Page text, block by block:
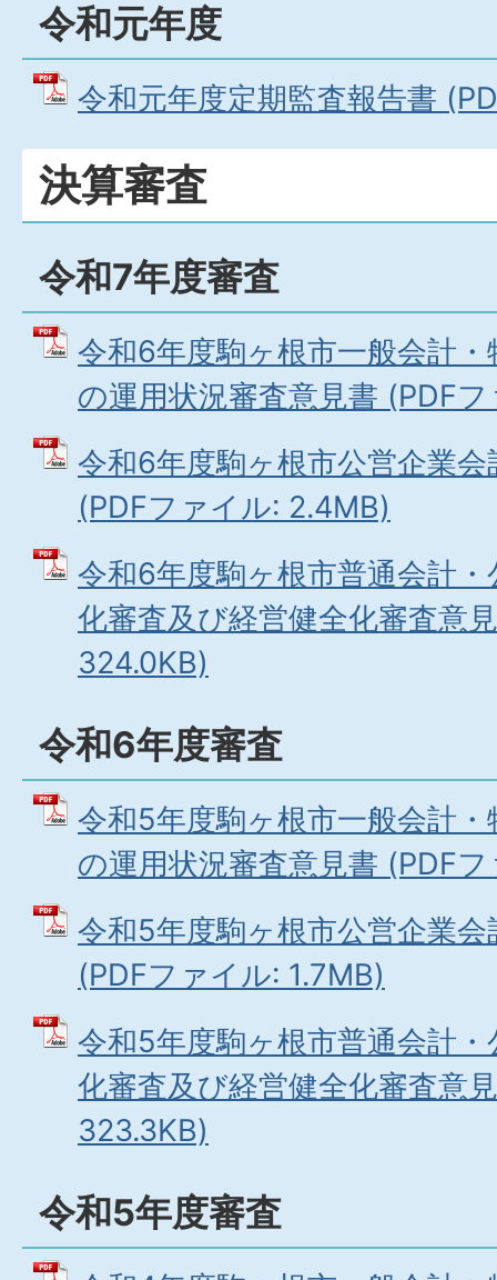
令和元年度
令和元年度定期監査報告書
決算審査
令和7年度審査
令和6年度駒ヶ根市一般会計
の運用状況審査意見書 (PDF
令和6年度駒ヶ根市公営企業
(PDFファイル: 2.4MB)
令和6年度駒ヶ根市普通会計
化審査及び経営健全化審査意
324.0KB)
令和6年度審査
令和5年度駒ヶ根市一般会計
の運用状況審査意見書 (PDF
令和5年度駒ヶ根市公営企業
(PDFファイル: 1.7MB)
令和5年度駒ヶ根市普通会計
化審査及び経営健全化審査意
323.3KB)
令和5年度審査